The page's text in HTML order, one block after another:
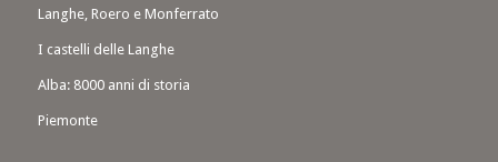
Langhe, Roero e Monferrato
I castelli delle Langhe
Alba: 8000 anni di storia
Piemonte